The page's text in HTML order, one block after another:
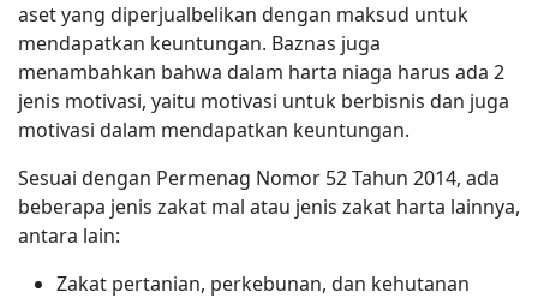
aset yang diperjualbelikan dengan maksud untuk
mendapatkan keuntungan. Baznas juga
menambahkan bahwa dalam harta niaga harus ada 2
jenis motivasi, yaitu motivasi untuk berbisnis dan juga
motivasi dalam mendapatkan keuntungan.
Sesuai dengan Permenag Nomor 52 Tahun 2014, ada
beberapa jenis zakat mal atau jenis zakat harta lainnya,
antara lain:
Zakat pertanian, perkebunan, dan kehutanan